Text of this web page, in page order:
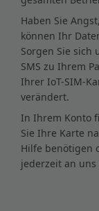
Haben Sie
können Ihr
Sorgen Sie sich
SMS zu Ihrem
Ihrer IoT-SIM-
verändert.
In Ihrem Konto
Sie Ihre Karte
Hilfe benötigen
jederzeit an uns